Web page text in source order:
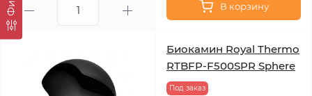
В корзину
Биокамин Royal Thermo
RTBFP-F500SPR Sphere
Под заказ